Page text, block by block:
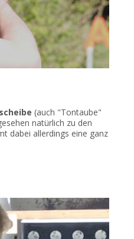
(auch "Tontaube"
natürlich zu den
dabei allerdings eine ganz